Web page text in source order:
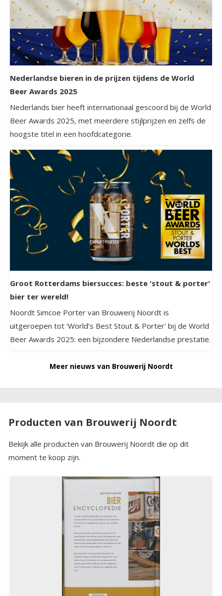
Nederlandse bieren in de prijzen tijdens de World
Beer Awards 2025
Nederlands bier heeft internationaal gescoord bij de World
Beer Awards 2025, met meerdere stijlprijzen en zelfs de
hoogste titel in een hoofdcategorie.
Groot Rotterdams biersucces: beste 'stout & porter'
bier ter wereld!
Noordt Simcoe Porter van Brouwerij Noordt is
uitgeroepen tot 'World’s Best Stout & Porter' bij de World
Beer Awards 2025: een bijzondere Nederlandse prestatie.
Meer nieuws van Brouwerij Noordt
Producten van Brouwerij Noordt
Bekijk alle producten van Brouwerij Noordt die op dit
moment te koop zijn.